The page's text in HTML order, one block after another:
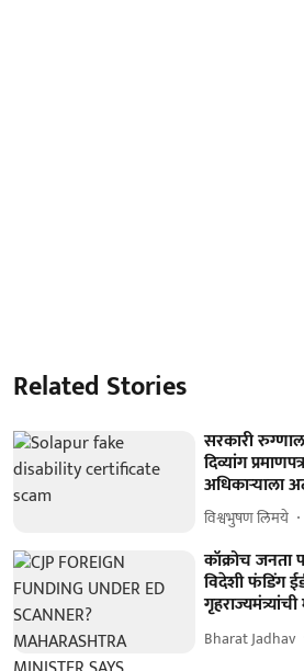
Related Stories
सरकारी
दिव्यांग
अधिकाऱ्याला
विश्वभुषण लिमये
कॉक्रोच जनता
विदेशी फंडिंग
गृहराज्यमंत्र्यांची
Bharat Jadhav